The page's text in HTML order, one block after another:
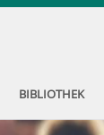
BIBLIOTHEK